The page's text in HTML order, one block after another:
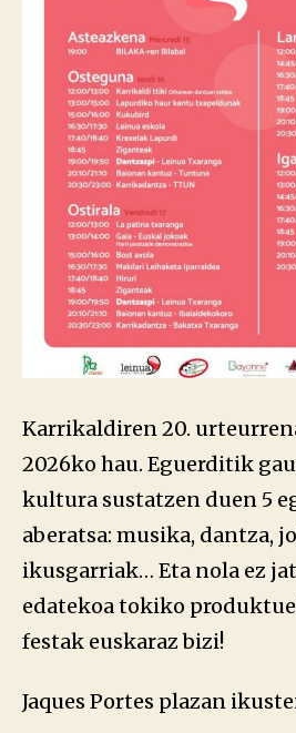
Karrikaldiren 20.
2026ko hau. Eguerditik
kultura sustatzen duen 5
aberatsa: musika, dantza,
ikusgarriak… Eta nola ez
edatekoa tokiko
festak euskaraz bizi!
Jaques Portes plazan